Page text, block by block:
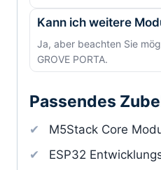
Kann ich weitere
Ja, aber beachten Sie
GROVE PORTA.
Passendes
M5Stack Core
ESP32